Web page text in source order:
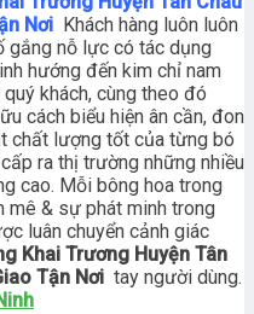
Nơi Khách hàng luôn luôn
gắng nỗ lực có tác dụng
hướng đến kim chỉ nam
khách, cùng theo đó
cách biểu hiện ân cần, đon
chất lượng tốt của từng bó
ra thị trường những nhiều
cao. Mỗi bông hoa trong
mê & sự phát minh trong
luân chuyển cảnh giác
Khai Trương Huyện Tân
Tận Nơi tay người dùng.